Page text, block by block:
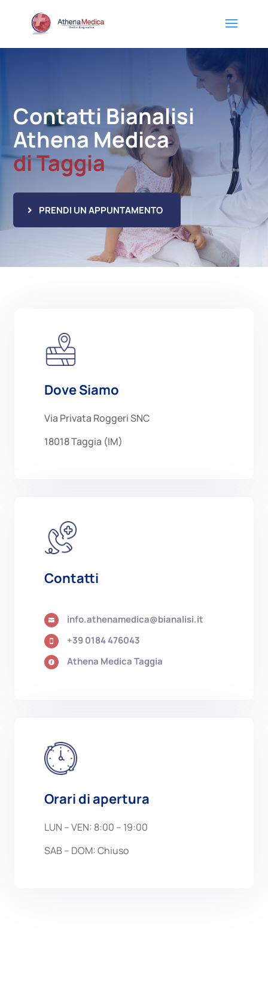
Contatti Bianalisi
Athena Medica
di Taggia
PRENDI UN APPUNTAMENTO
Dove Siamo
Via Privata Roggeri SNC
18018 Taggia (IM)
Contatti
 info.athenamedica@bianalisi.it
 +39 0184 476043
 Athena Medica Taggia
Orari di apertura
LUN – VEN: 8:00 – 19:00
SAB – DOM: Chiuso